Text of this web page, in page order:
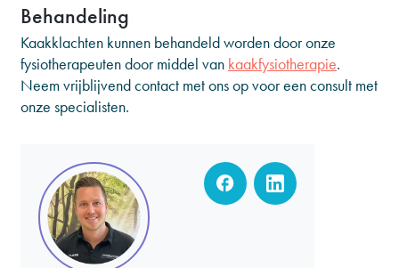
Behandeling
Kaakklachten kunnen behandeld worden door onze
fysiotherapeuten door middel van kaakfysiotherapie.
Neem vrijblijvend contact met ons op voor een consult met
onze specialisten.